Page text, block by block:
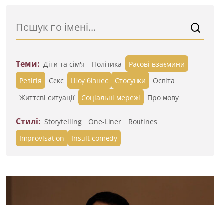
Теми: Діти та сім'я Політика
Расові взаємини
Релігія
Секс Шоу бізнес Стосунки
Освіта
Життєві ситуації
Cоціальні мережі Про мову
Стилі: Storytelling One-Liner
Routines
Improvisation
Insult comedy